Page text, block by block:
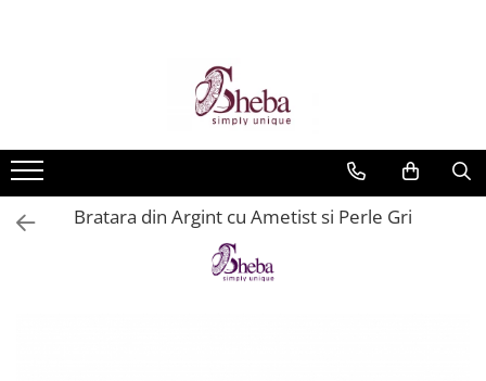
Bratara din Argint cu Ametist si Perle Gri